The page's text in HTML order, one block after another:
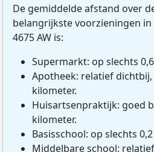
De gemiddelde afstand over
belangrijkste voorzieningen
4675 AW is:
Supermarkt: op slechts
Apotheek: relatief
kilometer.
Huisartsenpraktijk: goed
kilometer.
Basisschool: op slechts
Middelbare school: